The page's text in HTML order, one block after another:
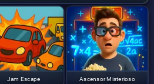
Jam Escape Ascensor Misterioso